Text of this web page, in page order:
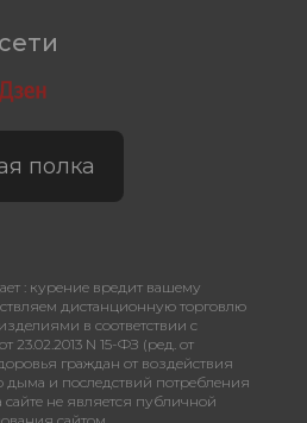
полка
: курение вредит вашему
дистанционную торговлю
в соответствии с
N 15-ФЗ (ред. от
граждан от воздействия
дыма и последствий потребления
не является публичной